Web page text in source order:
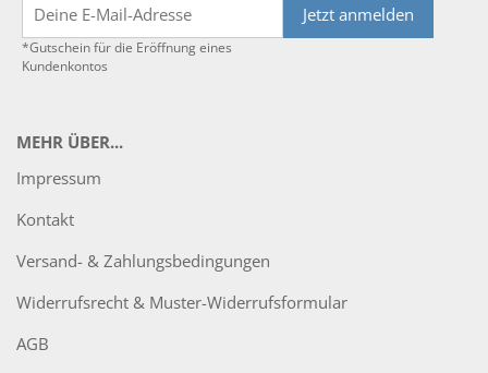
Jetzt anmelden
*Gutschein für die Eröffnung eines
Kundenkontos
MEHR ÜBER...
Impressum
Kontakt
Versand- & Zahlungsbedingungen
Widerrufsrecht & Muster-Widerrufsformular
AGB